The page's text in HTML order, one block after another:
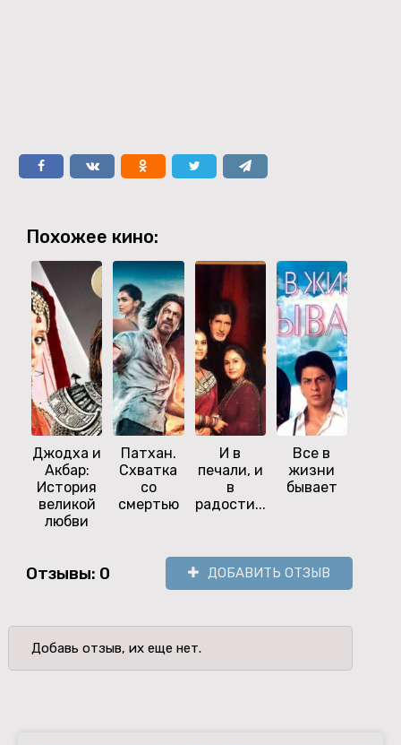
Похожее кино:
Джодха и
Акбар:
История
великой
любви
Патхан.
Схватка
со
смертью
И в
печали, и
в
радости...
Все в
жизни
бывает
Отзывы: 0 ДОБАВИТЬ ОТЗЫВ
Добавь отзыв, их еще нет.